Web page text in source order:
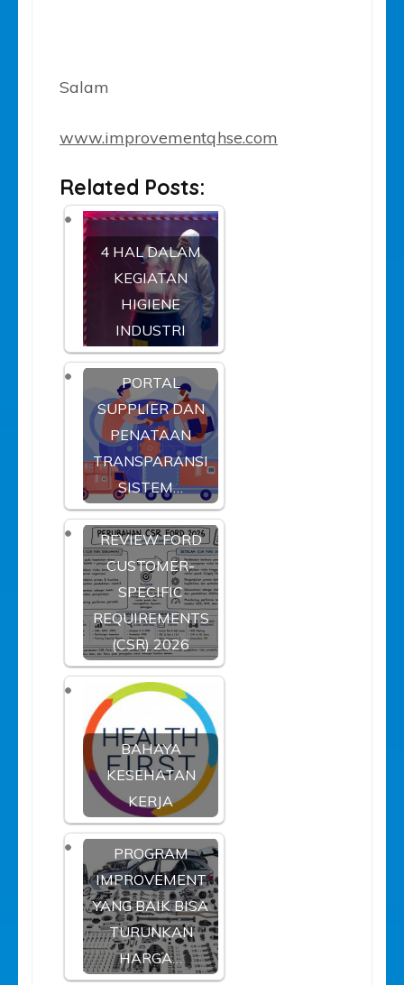
Salam
www.improvementqhse.com
Related Posts:
4 HAL DALAM
KEGIATAN
HIGIENE
INDUSTRI
PORTAL
SUPPLIER DAN
PENATAAN
TRANSPARANSI
SISTEM…
REVIEW FORD
CUSTOMER-
SPECIFIC
REQUIREMENTS
(CSR) 2026
BAHAYA
KESEHATAN
KERJA
PROGRAM
IMPROVEMENT
YANG BAIK BISA
TURUNKAN
HARGA…